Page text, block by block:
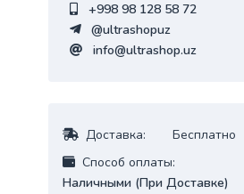
+998 98 128 58 72
@ultrashopuz
info@ultrashop.uz
Доставка:
Бесплатно
Cпособ оплаты:
Наличными (При Доставке)